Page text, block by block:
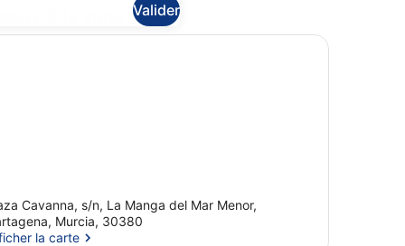
Valider
Mariage en salle
Cavanna, s/n, La Manga del Mar Menor,
Murcia, 30380
la carte